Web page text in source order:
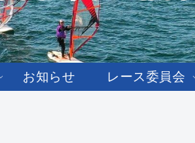
お知らせ レース委員会